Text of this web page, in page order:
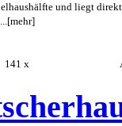
und liegt
[mehr]
141 x